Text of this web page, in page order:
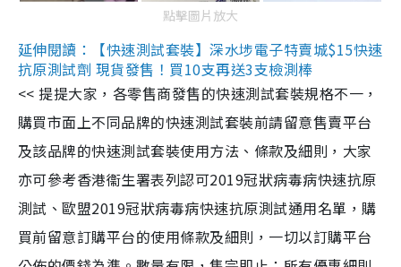
點擊圖片放大
延伸閱讀：【快速測試套裝】深水埗電子特賣城$15快速
抗原測試劑 現貨發售！買10支再送3支檢測棒
<< 提提大家，各零售商發售的快速測試套裝規格不一，
購買市面上不同品牌的快速測試套裝前請留意售賣平台
及該品牌的快速測試套裝使用方法、條款及細則，大家
亦可參考香港衞生署表列認可2019冠狀病毒病快速抗原
測試、歐盟2019冠狀病毒病快速抗原測試通用名單，購
買前留意訂購平台的使用條款及細則，一切以訂購平台